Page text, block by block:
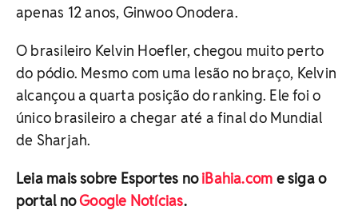
apenas 12 anos, Ginwoo Onodera.
O brasileiro Kelvin Hoefler, chegou muito perto
do pódio. Mesmo com uma lesão no braço, Kelvin
alcançou a quarta posição do ranking. Ele foi o
único brasileiro a chegar até a final do Mundial
de Sharjah.
Leia mais sobre Esportes noiBahia.com e siga o
portal noGoogle Notícias.